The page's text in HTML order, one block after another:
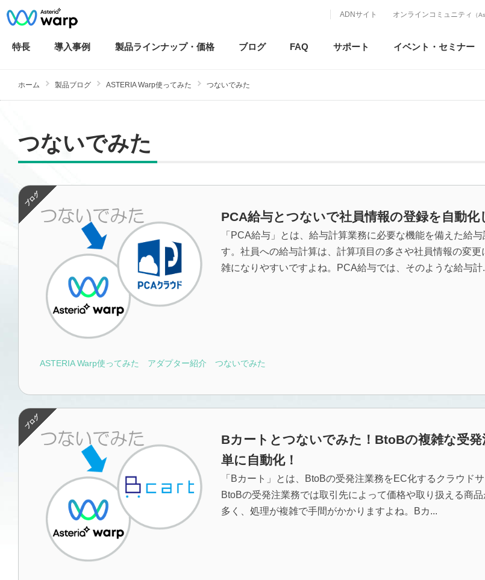
ADNサイト オンラインコミュニティ （
特長 導入事例 製品ラインナップ・ 価格 ブログ FAQ サポート イベント・ セミナー
ホーム 製品ブログ ASTERIA Warp使ってみた つないでみた
つないでみた
PCA給与とつないで社員情報の登録を自動化
「PCA給与」とは、給与計算業務に必要な機能を備えた給
す。社員への給与計算は、計算項目の多さや社員情報の変更
雑になりやすいですよね。PCA給与では、そのような給与計...
ASTERIA Warp使ってみた アダプター紹介 つないでみた
Bカートとつないでみた！BtoBの複雑な受発
単に自動化！
「Bカート」とは、BtoBの受発注業務をEC化するクラウドサ
BtoBの受発注業務では取引先によって価格や取り扱える商
多く、処理が複雑で手間がかかりますよね。Bカ...